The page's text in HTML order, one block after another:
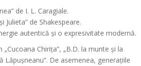
de I. L. Caragiale.
Julieta” de Shakespeare.
autentică și o expresivitate modernă.
Chirița”, „B.D. la munte și la
Lăpușneanu”. De asemenea, generațiile